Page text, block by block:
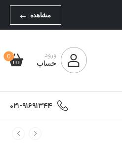
مشاهده
ورود
حساب
0
021-91691344